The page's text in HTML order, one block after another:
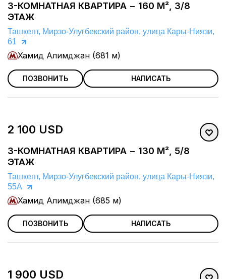
3-КОМНАТНАЯ КВАРТИРА − 160 М², 3/8
ЭТАЖ
Ташкент, Мирзо-Улугбекский район, улица Кары-Ниязи,
61
Хамид Алимджан (681 м)
ПОЗВОНИТЬ НАПИСАТЬ
2 100 USD
3-КОМНАТНАЯ КВАРТИРА − 130 М², 5/8
ЭТАЖ
Ташкент, Мирзо-Улугбекский район, улица Кары-Ниязи,
55А
Хамид Алимджан (685 м)
ПОЗВОНИТЬ НАПИСАТЬ
1 900 USD